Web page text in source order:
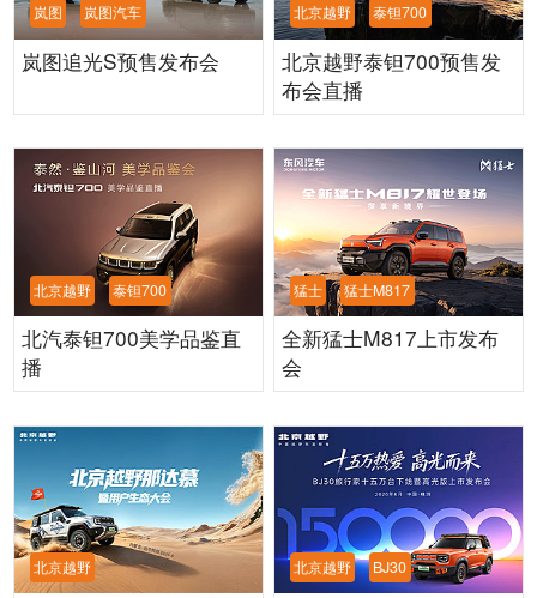
岚图 岚图汽车
岚图追光S预售发布会
北京越野 泰钽700
北京越野泰钽700预售发
布会直播
北京越野 泰钽700
北汽泰钽700美学品鉴直
播
猛士 猛士M817
全新猛士M817上市发布
会
北京越野 北京越野 BJ30